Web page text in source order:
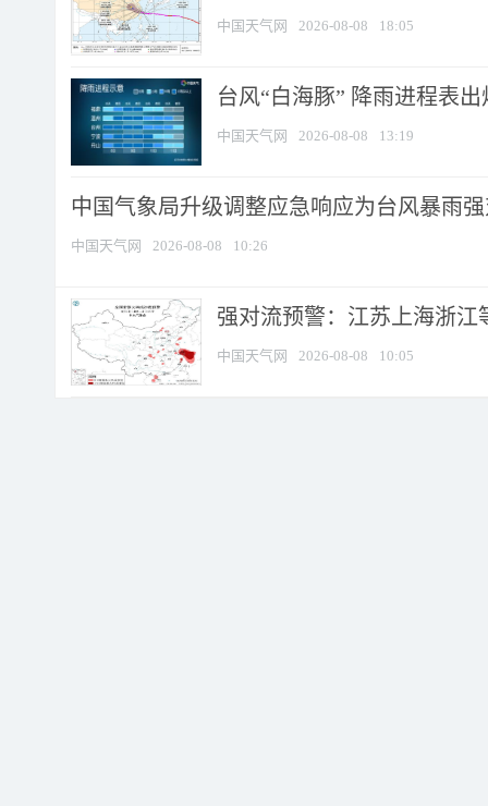
中国天气网 2026-08-08 18:05
台风“白海豚” 降雨进程表
中国天气网 2026-08-08 13:19
中国气象局升级调整应急响应为台风暴雨
中国天气网 2026-08-08 10:26
强对流预警：江苏上海浙江
中国天气网 2026-08-08 10:05